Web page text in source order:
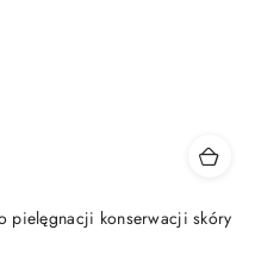
pielęgnacji konserwacji skóry